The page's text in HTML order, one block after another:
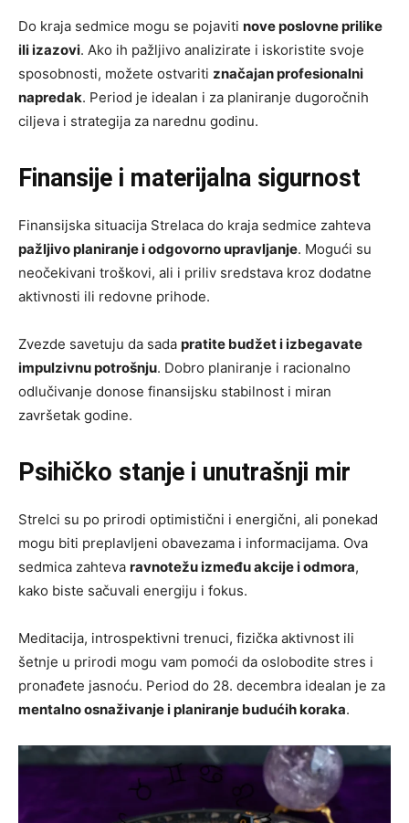
Do kraja sedmice mogu se pojaviti nove poslovne prilike
ili izazovi. Ako ih pažljivo analizirate i iskoristite svoje
sposobnosti, možete ostvariti značajan profesionalni
napredak. Period je idealan i za planiranje dugoročnih
ciljeva i strategija za narednu godinu.
Finansije i materijalna sigurnost
Finansijska situacija Strelaca do kraja sedmice zahteva
pažljivo planiranje i odgovorno upravljanje. Mogući su
neočekivani troškovi, ali i priliv sredstava kroz dodatne
aktivnosti ili redovne prihode.
Zvezde savetuju da sada pratite budžet i izbegavate
impulzivnu potrošnju. Dobro planiranje i racionalno
odlučivanje donose finansijsku stabilnost i miran
završetak godine.
Psihičko stanje i unutrašnji mir
Strelci su po prirodi optimistični i energični, ali ponekad
mogu biti preplavljeni obavezama i informacijama. Ova
sedmica zahteva ravnotežu između akcije i odmora,
kako biste sačuvali energiju i fokus.
Meditacija, introspektivni trenuci, fizička aktivnost ili
šetnje u prirodi mogu vam pomoći da oslobodite stres i
pronađete jasnoću. Period do 28. decembra idealan je za
mentalno osnaživanje i planiranje budućih koraka.